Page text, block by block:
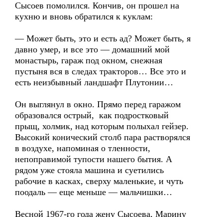
Сысоев помолился. Кончив, он прошел на
кухню и вновь обратился к куклам:
— Может быть, это и есть ад? Может быть, я
давно умер, и все это — домашний мой
монастырь, гараж под окном, снежная
пустыня вся в следах тракторов… Все это и
есть неизбывный ландшафт Плутонии…
Он выглянул в окно. Прямо перед гаражом
образовался острый, как подростковый
прыщ, холмик, над которым полыхал гейзер.
Высокий конический столб пара растворялся
в воздухе, напоминая о тленности,
непоправимой тупости нашего бытия. А
рядом уже стояла машина и суетились
рабочие в касках, сверху маленькие, и чуть
поодаль — еще меньше — мальчишки…
Весной 1967-го года жену Сысоева, Марину